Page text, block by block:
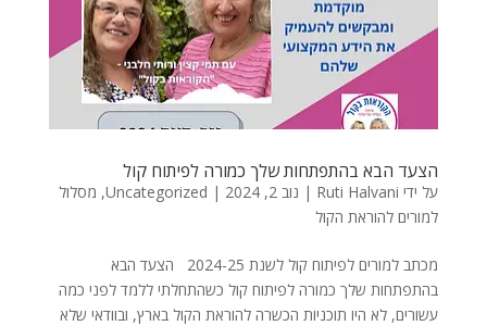
הצעד הבא בהתפתחות שלך כמורה לפיתוח קול
על ידי Ruti Halvani
| נוב 2, 2024 |
Uncategorized
, מסלול
למורים להוראת הקול
מכתב למורים לפיתוח קול לשנת 2024-25 הצעד הבא
בהתפתחות שלך כמורה לפיתוח קול כשהתחלתי ללמד לפני כמה
עשורים, לא היו תוכניות הכשרה להוראת הקול בארץ, ובוודאי שלא